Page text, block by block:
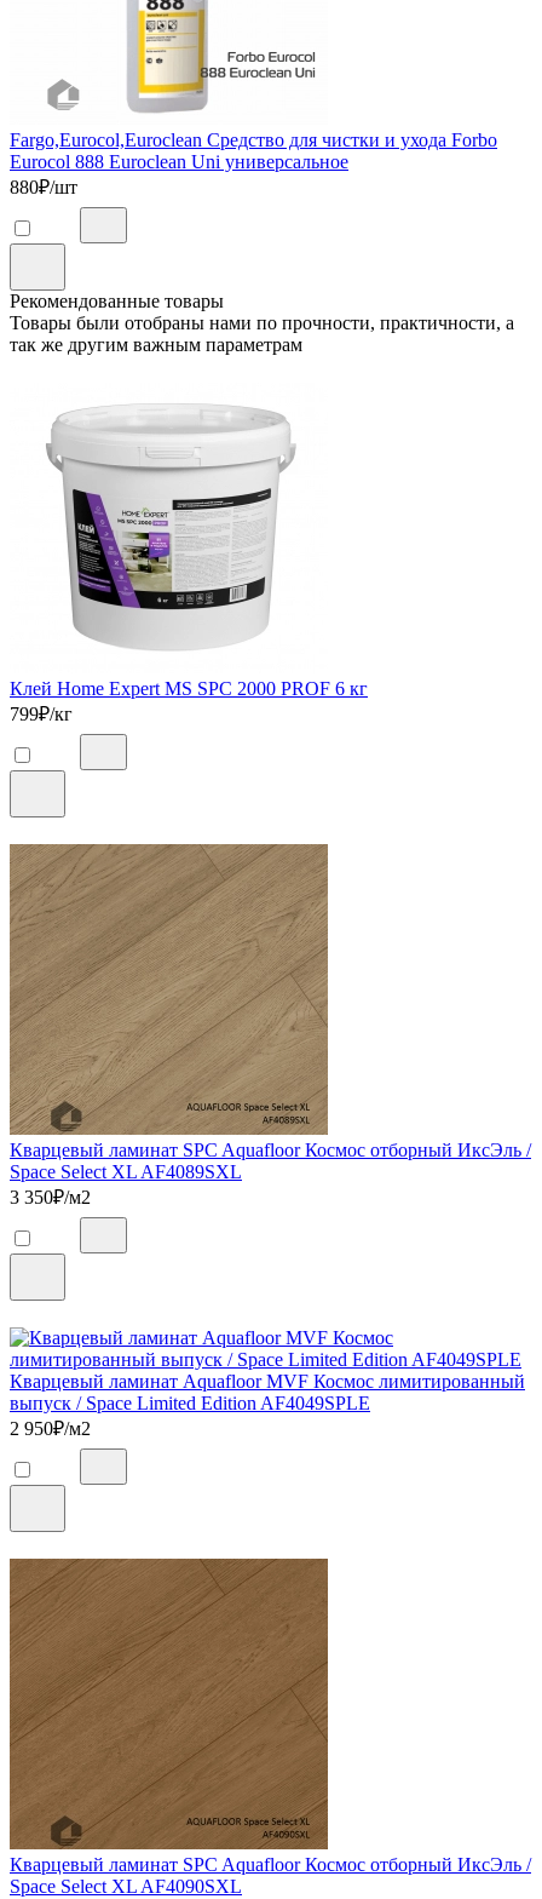
Fargo,Eurocol,Euroclean Средство для чистки и ухода Forbo
Eurocol 888 Euroclean Uni универсальное
880₽/шт
Рекомендованные товары
Товары были отобраны нами по прочности, практичности, а
так же другим важным параметрам
Клей Home Expert MS SPC 2000 PROF 6 кг
799₽/кг
Кварцевый ламинат SPC Aquafloor Космос отборный ИксЭль /
Space Select XL AF4089SXL
3 350₽/м2
Кварцевый ламинат Aquafloor MVF Космос лимитированный
выпуск / Space Limited Edition AF4049SPLE
2 950₽/м2
Кварцевый ламинат SPC Aquafloor Космос отборный ИксЭль /
Space Select XL AF4090SXL